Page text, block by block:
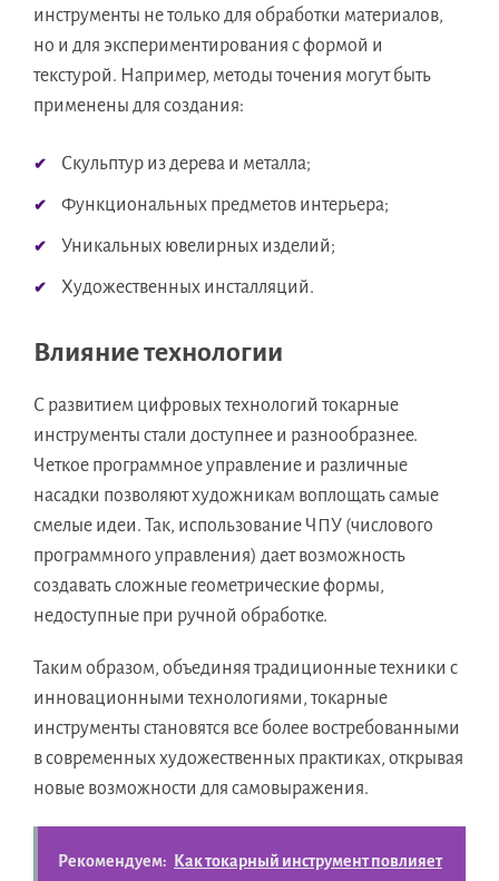
инструменты не только для обработки материалов,
но и для экспериментирования с формой и
текстурой. Например, методы точения могут быть
применены для создания:
Скульптур из дерева и металла;
Функциональных предметов интерьера;
Уникальных ювелирных изделий;
Художественных инсталляций.
Влияние технологии
С развитием цифровых технологий токарные
инструменты стали доступнее и разнообразнее.
Четкое программное управление и различные
насадки позволяют художникам воплощать самые
смелые идеи. Так, использование ЧПУ (числового
программного управления) дает возможность
создавать сложные геометрические формы,
недоступные при ручной обработке.
Таким образом, объединяя традиционные техники с
инновационными технологиями, токарные
инструменты становятся все более востребованными
в современных художественных практиках, открывая
новые возможности для самовыражения.
Рекомендуем:
Как токарный инструмент повлияет